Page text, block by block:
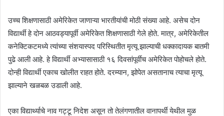
उच्च शिक्षणासाठी अमेरिकेत जाणाऱ्या भारतीयांची मोठी संख्या आहे. असेच दोन
विद्यार्थी हे दोन आठवड्यापूर्वी अमेरिकेत शिक्षणासाठी गेले होते. मात्र, अमेरिकेतील
कनेक्टिकटमध्ये त्यांच्या संशयास्पद परिस्थितीत मृत्यू झाल्याची धक्कादायक बातमी
पुढे आली आहे. हे विद्यार्थी अभ्यासासाठी १६ दिवसांपूर्वीच अमेरिकेत पोहोचले होते.
दोन्ही विद्यार्थी एकाच खोलीत राहत होते. दरम्यान, झोपेत असतानाच त्याचा मृत्यू
झाल्याने खळबळ उडाली आहे.
एका विद्यार्थ्याचे नाव गट्टू निदेश असून तो तेलंगणातील वानापर्थी येथील मुळ